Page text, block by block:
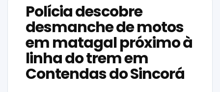
Polícia descobre
desmanche de motos
em matagal próximo à
linha do trem em
Contendas do Sincorá